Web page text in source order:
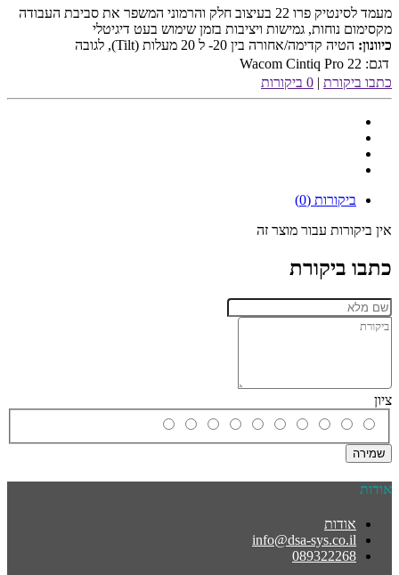
מעמד לסינטיק פרו 22 בעיצוב חלק והרמוני המשפר את סביבת העבודה
מקסימום נוחות, גמישות ויציבות בזמן שימוש בעט דיגיטלי
כיוונון: הטיה קדימה/אחורה בין 20- ל 20 מעלות (Tilt), לגובה
דגם: Wacom Cintiq Pro 22
כתבו ביקורת | 0 ביקורות
ביקורות (0)
אין ביקורות עבור מוצר זה
כתבו ביקורת
ציון
שמירה
אודות
אודות
info@dsa-sys.co.il
089322268